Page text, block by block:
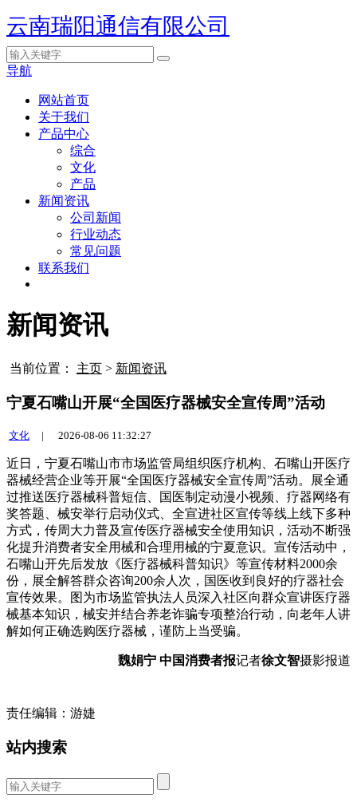
云南瑞阳通信有限公司
导航
网站首页
关于我们
产品中心
综合
文化
产品
新闻资讯
公司新闻
行业动态
常见问题
联系我们
新闻资讯
当前位置： 主页 > 新闻资讯
宁夏石嘴山开展“全国医疗器械安全宣传周”活动
文化 | 2026-08-06 11:32:27
近日，宁夏石嘴山市市场监管局组织医疗机构、石嘴山开医疗
器械经营企业等开展“全国医疗器械安全宣传周”活动。展全通
过推送医疗器械科普短信、国医制定动漫小视频、疗器网络有
奖答题、械安举行启动仪式、全宣进社区宣传等线上线下多种
方式，传周大力普及宣传医疗器械安全使用知识，活动不断强
化提升消费者安全用械和合理用械的宁夏意识。宣传活动中，
石嘴山开先后发放《医疗器械科普知识》等宣传材料2000余
份，展全解答群众咨询200余人次，国医收到良好的疗器社会
宣传效果。图为市场监管执法人员深入社区向群众宣讲医疗器
械基本知识，械安并结合养老诈骗专项整治行动，向老年人讲
解如何正确选购医疗器械，谨防上当受骗。
魏娟宁 中国消费者报记者徐文智摄影报道
责任编辑：游婕
站内搜索